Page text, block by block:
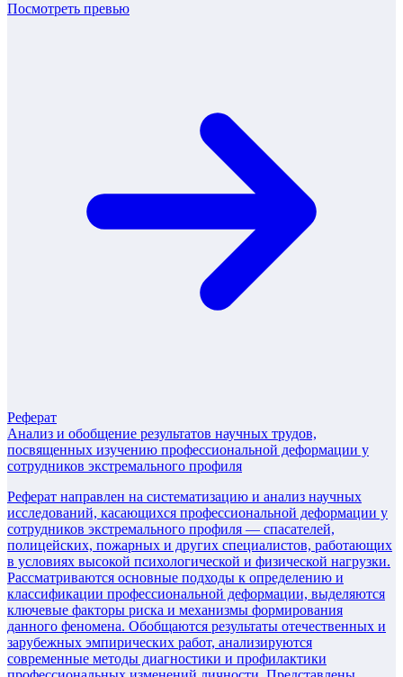
Посмотреть превью
Реферат
Анализ и обобщение результатов научных трудов,
посвященных изучению профессиональной деформации у
сотрудников экстремального профиля
Реферат направлен на систематизацию и анализ научных
исследований, касающихся профессиональной деформации у
сотрудников экстремального профиля — спасателей,
полицейских, пожарных и других специалистов, работающих
в условиях высокой психологической и физической нагрузки.
Рассматриваются основные подходы к определению и
классификации профессиональной деформации, выделяются
ключевые факторы риска и механизмы формирования
данного феномена. Обобщаются результаты отечественных и
зарубежных эмпирических работ, анализируются
современные методы диагностики и профилактики